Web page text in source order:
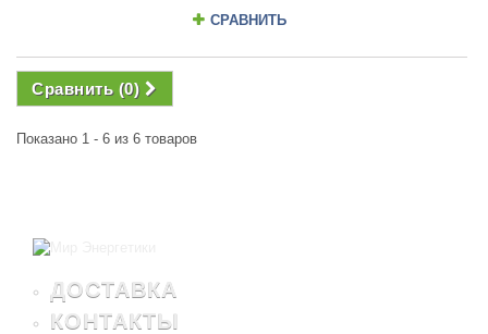
СРАВНИТЬ
Сравнить (0)
Показано 1 - 6 из 6 товаров
ДОСТАВКА
КОНТАКТЫ